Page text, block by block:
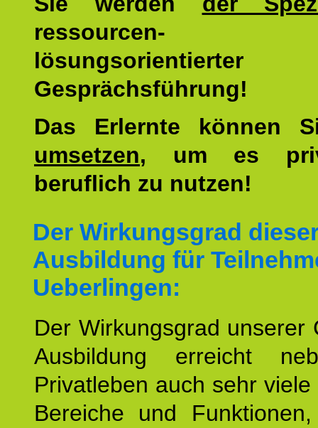
lösungsorientierter
Gesprächsführung!
Das Erlernte können
umsetzen, um es
beruflich zu nutzen!
Der Wirkungsgrad
Ausbildung für
Ueberlingen:
Der Wirkungsgrad unserer
Ausbildung erreicht
Privatleben auch sehr
Bereiche und